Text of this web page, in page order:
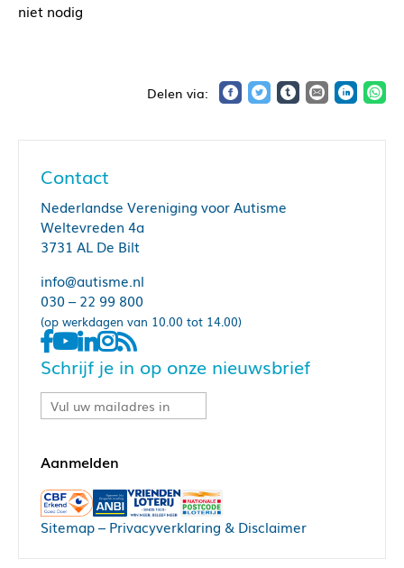
niet nodig
Contact
Nederlandse Vereniging voor Autisme
Weltevreden 4a
3731 AL De Bilt
info@autisme.nl
030 – 22 99 800
(op werkdagen van 10.00 tot 14.00)
Schrijf je in op onze nieuwsbrief
Sitemap– Privacyverklaring & Disclaimer